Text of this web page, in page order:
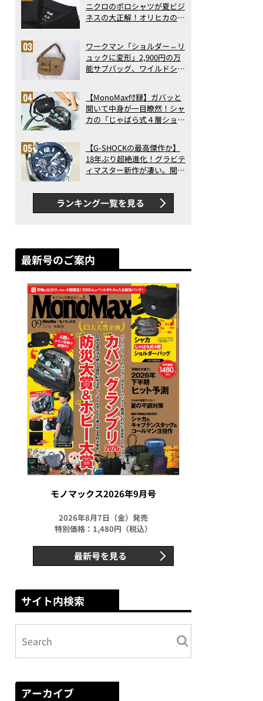
ニクロのポロシャツが夏ビジ
ネスの大正解！オリヒカの透
アの実力
ワークマン「ショルダー⇔リ
ュックに変形」2,900円の万
能サブバッグ、ワイルドシン
記事ランキングベスト3】
（2026年6月版）
【MonoMax付録】ガバッと
開いて中身が一目瞭然！シャ
カの「じゃばら式４層ショル
った！
【G-SHOCKの最高傑作か】
18年ぶり超絶進化！グラビテ
ィマスター新作が凄い。開発
新ムーブメントの衝撃
ランキング一覧を見る
最新号のご案内
モノマックス2026年9月号
2026年8月7日（金）発売
特別価格：1,480円（税込）
最新号を見る
サイト内検索
アーカイブ